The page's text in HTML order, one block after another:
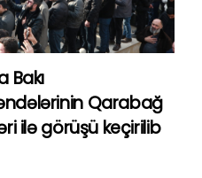
Bakı
Qarabağ
ilə görüşü keçirilib